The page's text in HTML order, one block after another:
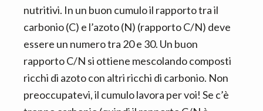
nutritivi. In un buon cumulo il rapporto tra il
carbonio (C) e l’azoto (N) (rapporto C/N) deve
essere un numero tra 20 e 30. Un buon
rapporto C/N si ottiene mescolando composti
ricchi di azoto con altri ricchi di carbonio. Non
preoccupatevi, il cumulo lavora per voi! Se c’è